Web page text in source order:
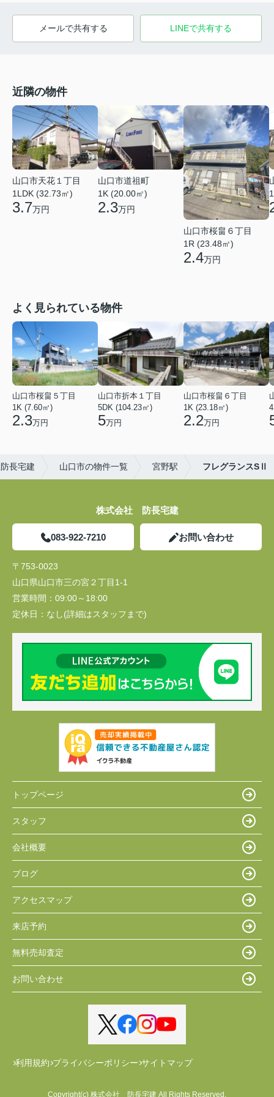
メールで共有する LINEで共有する
近隣の物件
山口市天花１丁目
1LDK (32.73㎡)
3.7万円
山口市道祖町
1K (20.00㎡)
2.3万円
山口市桜畠６丁目
1R (23.48㎡)
2.4万円
よく見られている物件
山口市桜畠５丁目
1K (7.60㎡)
2.3万円
山口市折本１丁目
5DK (104.23㎡)
5万円
山口市桜畠６丁目
1K (23.18㎡)
2.2万円
長宅建 山口市の物件一覧 宮野駅 フレグランスSⅡ
株式会社 防長宅建
083-922-7210 お問い合わせ
〒753-0023
山口県山口市三の宮２丁目1-1
営業時間： 09:00～18:00
定休日： なし(詳細はスタッフまで)
トップページ
スタッフ
会社概要
ブログ
アクセスマップ
来店予約
無料売却査定
お問い合わせ
利用規約 プライバシーポリシー サイトマップ
Copyright(c) 株式会社 防長宅建 All Rights Reserved.